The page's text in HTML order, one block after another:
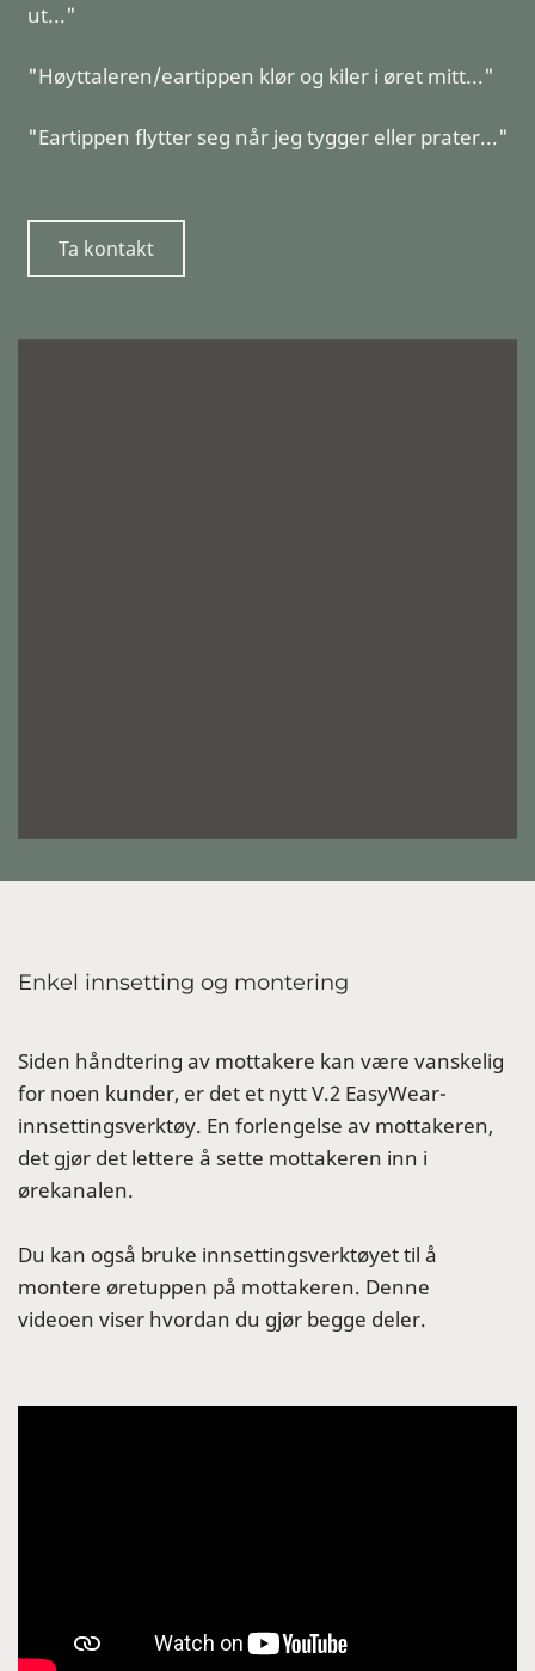
ut..."
"Høyttaleren/eartippen klør og kiler i øret mitt..."
"Eartippen flytter seg når jeg tygger eller prater..."
Ta kontakt
Enkel innsetting og montering
Siden håndtering av mottakere kan være vanskelig
for noen kunder, er det et nytt V.2 EasyWear-
innsettingsverktøy. En forlengelse av mottakeren,
det gjør det lettere å sette mottakeren inn i
ørekanalen.
Du kan også bruke innsettingsverktøyet til å
montere øretuppen på mottakeren. Denne
videoen viser hvordan du gjør begge deler.